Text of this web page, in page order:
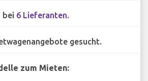
bei 6 Lieferanten.
gesucht.
zum Mieten: